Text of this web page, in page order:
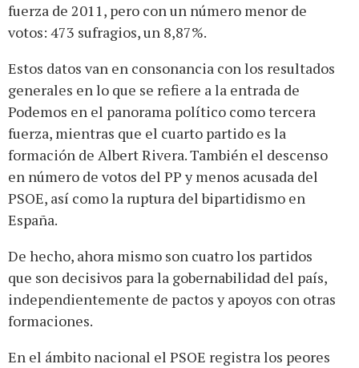
fuerza de 2011, pero con un número menor de
votos: 473 sufragios, un 8,87%.
Estos datos van en consonancia con los resultados
generales en lo que se refiere a la entrada de
Podemos en el panorama político como tercera
fuerza, mientras que el cuarto partido es la
formación de Albert Rivera. También el descenso
en número de votos del PP y menos acusada del
PSOE, así como la ruptura del bipartidismo en
España.
De hecho, ahora mismo son cuatro los partidos
que son decisivos para la gobernabilidad del país,
independientemente de pactos y apoyos con otras
formaciones.
En el ámbito nacional el PSOE registra los peores